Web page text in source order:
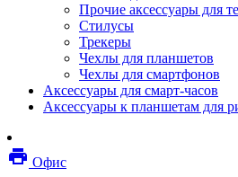
Сетевые адаптеры
Коммутаторы
Расширители
Wi-fi антенны
Инструмент
Кабель
Монтажные
Прочие аксессуары для
Стилусы
Трекеры
Чехлы для планшетов
Чехлы для смартфонов
Аксессуары для смарт-часов
Аксессуары к планшетам для
local_printshop Офис